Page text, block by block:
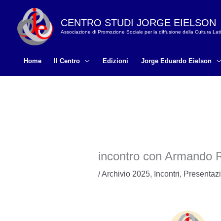
contenuto
CENTRO STUDI JORGE EIELSON
Associazione di Promozione Sociale per la diffusione della Cultura
Home Il Centro Edizioni Jorge Eduardo Eielson
incontro con Armando
/Archivio 2025, Incontri,